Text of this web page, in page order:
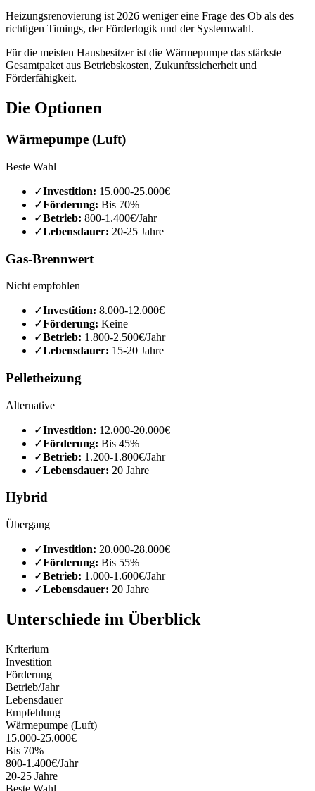
Heizungsrenovierung ist 2026 weniger eine Frage des Ob als des
richtigen Timings, der Förderlogik und der Systemwahl.
Für die meisten Hausbesitzer ist die Wärmepumpe das stärkste
Gesamtpaket aus Betriebskosten, Zukunftssicherheit und
Förderfähigkeit.
Die Optionen
Wärmepumpe (Luft)
Beste Wahl
✓Investition: 15.000-25.000€
✓Förderung: Bis 70%
✓Betrieb: 800-1.400€/Jahr
✓Lebensdauer: 20-25 Jahre
Gas-Brennwert
Nicht empfohlen
✓Investition: 8.000-12.000€
✓Förderung: Keine
✓Betrieb: 1.800-2.500€/Jahr
✓Lebensdauer: 15-20 Jahre
Pelletheizung
Alternative
✓Investition: 12.000-20.000€
✓Förderung: Bis 45%
✓Betrieb: 1.200-1.800€/Jahr
✓Lebensdauer: 20 Jahre
Hybrid
Übergang
✓Investition: 20.000-28.000€
✓Förderung: Bis 55%
✓Betrieb: 1.000-1.600€/Jahr
✓Lebensdauer: 20 Jahre
Unterschiede im Überblick
Kriterium
Investition
Förderung
Betrieb/Jahr
Lebensdauer
Empfehlung
Wärmepumpe (Luft)
15.000-25.000€
Bis 70%
800-1.400€/Jahr
20-25 Jahre
Beste Wahl